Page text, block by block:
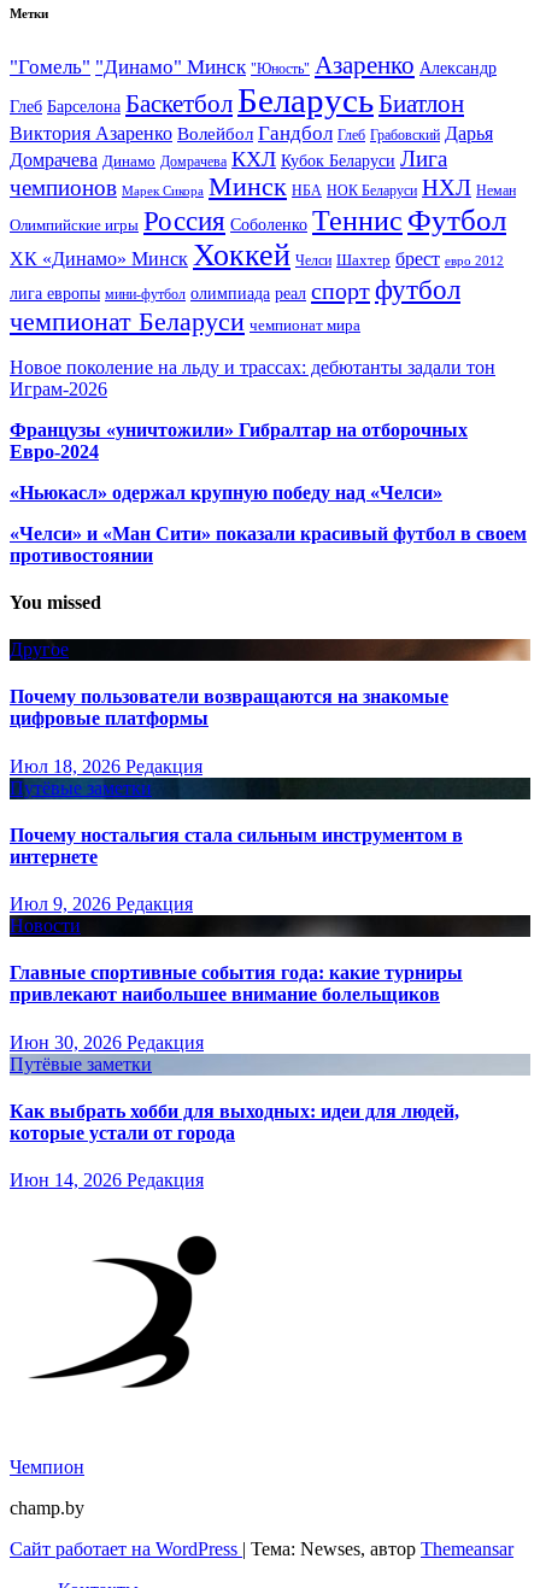
Метки
"Гомель" "Динамо" Минск "Юность" Азаренко Александр
Глеб Барселона Баскетбол БеларусьБиатлон
Виктория Азаренко Волейбол Гандбол Глеб Грабовский Дарья
Домрачева Динамо Домрачева КХЛ Кубок Беларуси Лига
чемпионов Марек Сикора Минск НБА НОК Беларуси НХЛ Неман
Олимпийские игры Россия Соболенко Теннис Футбол
ХК «Динамо» Минск Хоккей Челси Шахтер брест евро 2012
лига европы мини-футбол олимпиада реал спортфутбол
чемпионат Беларуси чемпионат мира
Новое поколение на льду и трассах: дебютанты задали тон
Играм-2026
Французы «уничтожили» Гибралтар на отборочных
Евро-2024
«Ньюкасл» одержал крупную победу над «Челси»
«Челси» и «Ман Сити» показали красивый футбол в своем
противостоянии
You missed
Другое
Почему пользователи возвращаются на знакомые
цифровые платформы
Июл 18, 2026 Редакция
Путёвые заметки
Почему ностальгия стала сильным инструментом в
интернете
Июл 9, 2026 Редакция
Новости
Главные спортивные события года: какие турниры
привлекают наибольшее внимание болельщиков
Июн 30, 2026 Редакция
Путёвые заметки
Как выбрать хобби для выходных: идеи для людей,
которые устали от города
Июн 14, 2026 Редакция
Чемпион
champ.by
Сайт работает на WordPress | Тема: Newses, автор Themeansar